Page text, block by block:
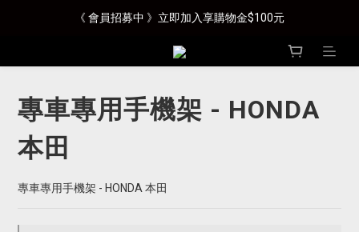
《 會員招募中 》立即加入享購物金$100元
專車專用手機架 - HONDA
本田
專車專用手機架 - HONDA 本田